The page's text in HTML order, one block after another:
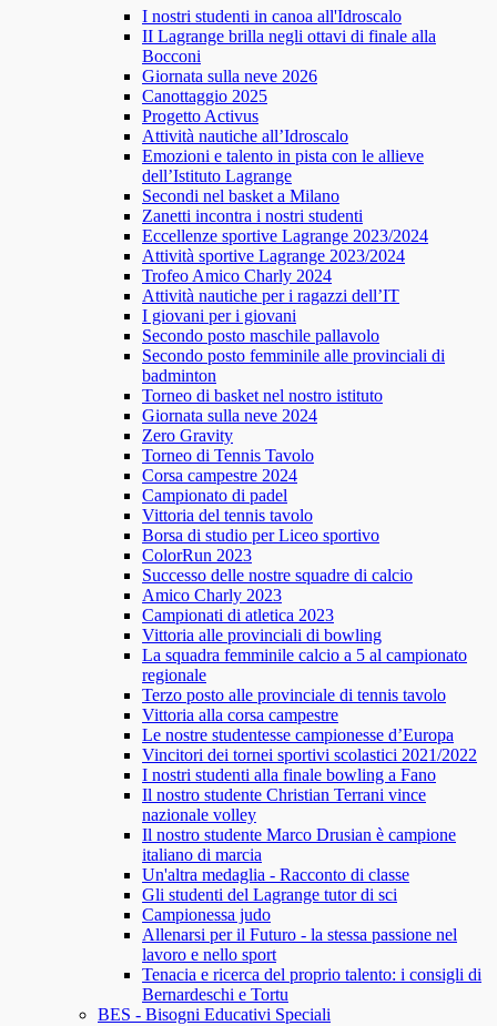
I nostri studenti in canoa all'Idroscalo
II Lagrange brilla negli ottavi di finale alla
Bocconi
Giornata sulla neve 2026
Canottaggio 2025
Progetto Activus
Attività nautiche all’Idroscalo
Emozioni e talento in pista con le allieve
dell’Istituto Lagrange
Secondi nel basket a Milano
Zanetti incontra i nostri studenti
Eccellenze sportive Lagrange 2023/2024
Attività sportive Lagrange 2023/2024
Trofeo Amico Charly 2024
Attività nautiche per i ragazzi dell’IT
I giovani per i giovani
Secondo posto maschile pallavolo
Secondo posto femminile alle provinciali di
badminton
Torneo di basket nel nostro istituto
Giornata sulla neve 2024
Zero Gravity
Torneo di Tennis Tavolo
Corsa campestre 2024
Campionato di padel
Vittoria del tennis tavolo
Borsa di studio per Liceo sportivo
ColorRun 2023
Successo delle nostre squadre di calcio
Amico Charly 2023
Campionati di atletica 2023
Vittoria alle provinciali di bowling
La squadra femminile calcio a 5 al campionato
regionale
Terzo posto alle provinciale di tennis tavolo
Vittoria alla corsa campestre
Le nostre studentesse campionesse d’Europa
Vincitori dei tornei sportivi scolastici 2021/2022
I nostri studenti alla finale bowling a Fano
Il nostro studente Christian Terrani vince
nazionale volley
Il nostro studente Marco Drusian è campione
italiano di marcia
Un'altra medaglia - Racconto di classe
Gli studenti del Lagrange tutor di sci
Campionessa judo
Allenarsi per il Futuro - la stessa passione nel
lavoro e nello sport
Tenacia e ricerca del proprio talento: i consigli di
Bernardeschi e Tortu
BES - Bisogni Educativi Speciali